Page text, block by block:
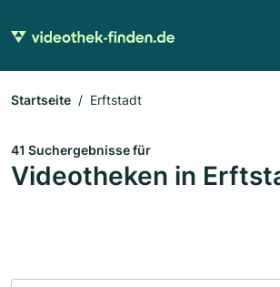
Startseite Erftstadt
41 Suchergebnisse für
Videotheken in